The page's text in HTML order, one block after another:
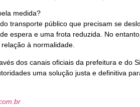
medida?
transporte público que precisam se
espera e uma frota reduzida. No
à normalidade.
dos canais oficiais da prefeitura e do
uma solução justa e definitiva